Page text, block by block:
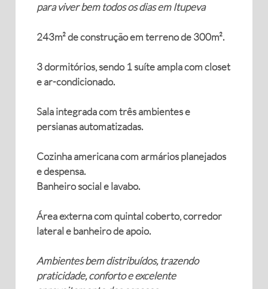
para viver bem todos os dias em Itupeva
243m² de construção em terreno de 300m².
3 dormitórios, sendo 1 suíte ampla com closet
e ar-condicionado.
Sala integrada com três ambientes e
persianas automatizadas.
Cozinha americana com armários planejados
e despensa.
Banheiro social e lavabo.
Área externa com quintal coberto, corredor
lateral e banheiro de apoio.
Ambientes bem distribuídos, trazendo
praticidade, conforto e excelente